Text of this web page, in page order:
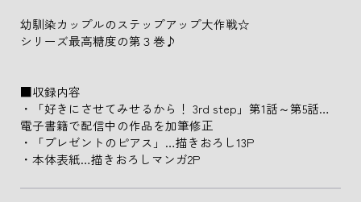
幼馴染カップルのステップアップ大作戦☆
シリーズ最高糖度の第３巻♪
■収録内容
・「好きにさせてみせるから！ 3rd step」第1話～第5話…
電子書籍で配信中の作品を加筆修正
・「プレゼントのピアス」…描きおろし13P
・本体表紙…描きおろしマンガ2P